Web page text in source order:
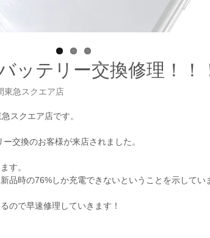
ッテリー交換修理！！
東急スクエア店
スクエア店です。
交換のお客様が来店されました。
す。
品時の76%しか充電できないということを示してい
ので早速修理していきます！